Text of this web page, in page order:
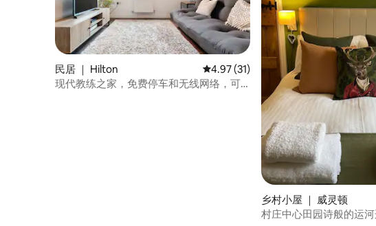
民居 ｜ Hilton 平均评分 4.97 分（满分 5 分），共 31
4.97 (31)
现代教练之家，免费停车和无线网络，可
乡村小屋 ｜ 威灵顿
村庄中心田园诗般的运